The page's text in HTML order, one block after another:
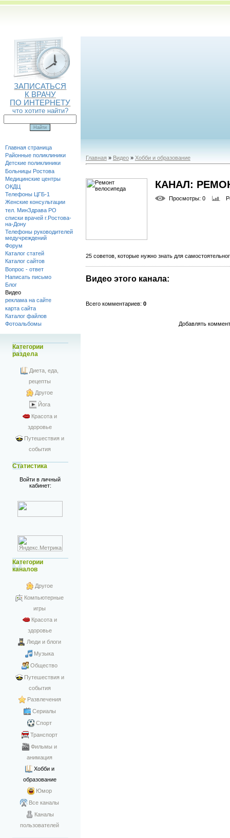
ЗАПИСАТЬСЯ
К ВРАЧУ
ПО ИНТЕРНЕТУ
что хотите найти?
Главная страница
Районные поликлиники
Детские поликлиники
Больницы Ростова
Медицинские центры
ОКДЦ
Телефоны ЦГБ-1
Женские консультации
тел. МинЗдрава РО
списки врачей г.Ростова-
на-Дону
Телефоны руководителей
медучреждений
Форум
Каталог статей
Каталог сайтов
Вопрос - ответ
Написать письмо
Блог
Видео
реклама на сайте
карта сайта
Каталог файлов
Фотоальбомы
Категории
раздела
Диета, еда,
рецепты
Другое
Йога
Красота и
здоровье
Путешествия и
события
Статистика
Войти в личный
кабинет:
Категории
каналов
Другое
Компьютерные
игры
Красота и
здоровье
Люди и блоги
Музыка
Общество
Путешествия и
события
Развлечения
Сериалы
Спорт
Транспорт
Фильмы и
анимация
Хобби и
образование
Юмор
Все каналы
Каналы
пользователей
Главная » Видео» Хобби и образование
КАНАЛ:
Просмотры: 0
25 советов, которые нужно знать для
Видео этого канала:
Всего комментариев: 0
Добавлять